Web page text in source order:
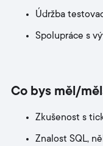
Údržba
Spolupráce s
Co bys měl/
Zkušenost s
Znalost SQL,